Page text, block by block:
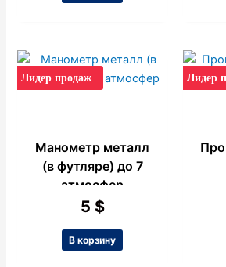
Лидер продаж
Манометр металл
(в футляре) до 7
атмосфер
5 $
В корзину
Лидер